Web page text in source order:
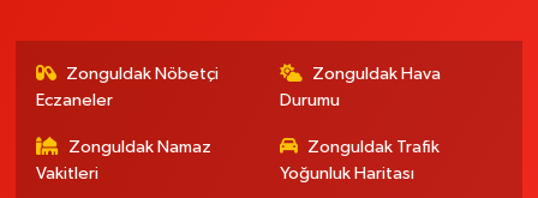
Zonguldak Nöbetçi
Eczaneler
Zonguldak Hava
Durumu
Zonguldak Namaz
Vakitleri
Zonguldak Trafik
Yoğunluk Haritası